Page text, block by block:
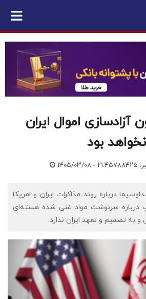
آزادسازی اموال ایران
بود
۱۴۰۵/۰۳/۰۸ - ۲۱:۴۵
درباره روند مذاکرات ایران و امریکا
درباره سرنوشت مواد غنی شده هسته‌ای
به تصمیم و تعهد ایران ندارد.